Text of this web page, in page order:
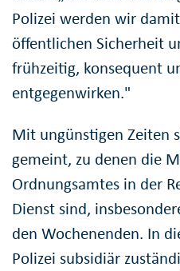
Polizei werden wir
öffentlichen Sicherheit
frühzeitig, konsequent
entgegenwirken."
Mit ungünstigen Zeiten
gemeint, zu denen die
Ordnungsamtes in der
Dienst sind,
den Wochenenden. In
Polizei subsidiär